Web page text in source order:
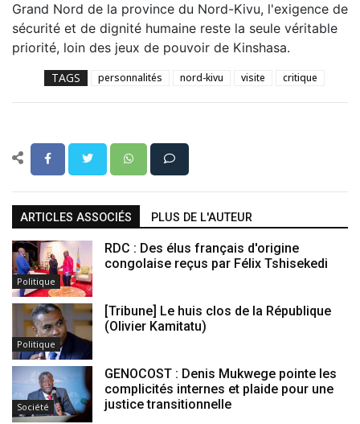
Grand Nord de la province du Nord-Kivu, l'exigence de
sécurité et de dignité humaine reste la seule véritable
priorité, loin des jeux de pouvoir de Kinshasa.
TAGS personnalités nord-kivu visite critique
ARTICLES ASSOCIÉS PLUS DE L'AUTEUR
Politique
RDC : Des élus français d'origine
congolaise reçus par Félix Tshisekedi
Politique
[Tribune] Le huis clos de la République
(Olivier Kamitatu)
Société
GENOCOST : Denis Mukwege pointe les
complicités internes et plaide pour une
justice transitionnelle